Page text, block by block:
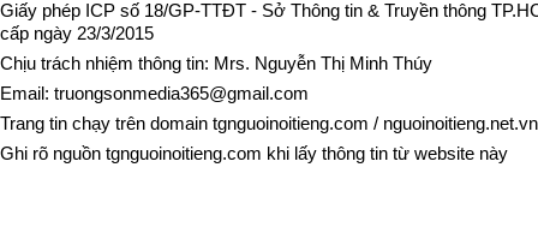
Giấy phép ICP số 18/GP-TTĐT - Sở Thông tin & Truyền thông
cấp ngày 23/3/2015
Chịu trách nhiệm thông tin: Mrs. Nguyễn Thị Minh Thúy
Email: truongsonmedia365@gmail.com
Trang tin chạy trên domain tgnguoinoitieng.com / nguoinoitieng.net.vn
Ghi rõ nguồn tgnguoinoitieng.com khi lấy thông tin từ website này